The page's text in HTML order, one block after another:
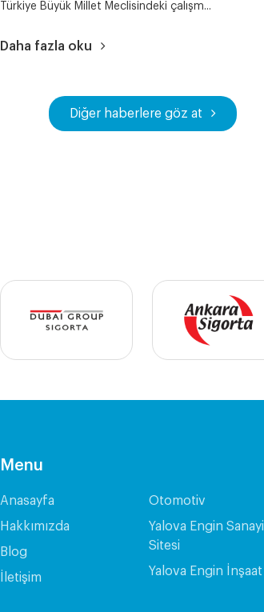
Türkiye Büyük Millet Meclisindeki çalışm...
Daha fazla oku
Diğer haberlere göz at
Menu
Anasayfa
Hakkımızda
Blog
İletişim
Otomotiv
Yalova Engin Sanayi
Sitesi
Yalova Engin İnşaat